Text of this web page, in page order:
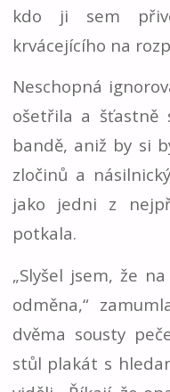
kdo ji sem
krvácejícího na
Neschopná
ošetřila a šťastně
bandě, aniž by si
zločinů a
jako jedni z
potkala.
„Slyšel jsem, že
odměna,“
dvěma sousty
stůl plakát s